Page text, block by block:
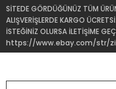
SİTEDE GÖRDÜĞÜNÜZ TÜM
ALIŞVERİŞLERDE KARGO
İSTEĞİNİZ OLURSA İLETİŞİME
https://www.ebay.com/str/